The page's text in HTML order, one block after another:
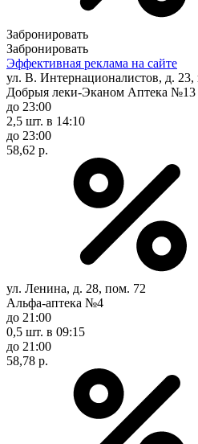
Забронировать
Забронировать
Эффективная реклама на сайте
ул. В. Интернационалистов, д.
Добрыя леки-Эканом Аптека №13
до 23:00
2,5 шт. в 14:10
до 23:00
58,62 р.
ул. Ленина, д. 28, пом. 72
Альфа-аптека №4
до 21:00
0,5 шт. в 09:15
до 21:00
58,78 р.